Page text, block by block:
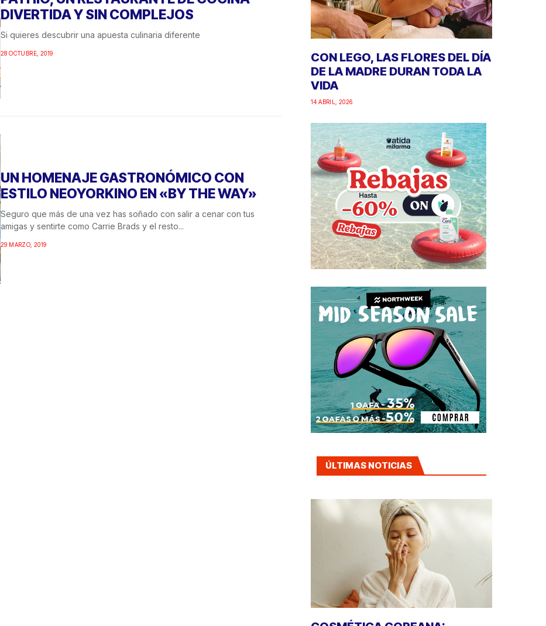
DIVERTIDA Y SIN COMPLEJOS
Si quieres descubrir una apuesta culinaria diferente
28 OCTUBRE, 2019
UN HOMENAJE GASTRONÓMICO CON
ESTILO NEOYORKINO EN «BY THE WAY»
Seguro que más de una vez has soñado con salir a cenar con tus
amigas y sentirte como Carrie Brads y el resto...
29 MARZO, 2019
CON LEGO, LAS FLORES DEL DÍA
DE LA MADRE DURAN TODA LA
VIDA
14 ABRIL, 2026
ÚLTIMAS NOTICIAS